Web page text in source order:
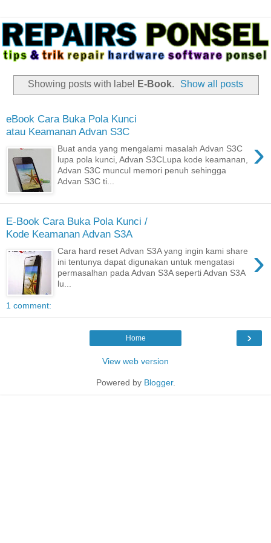
Showing posts with label E-Book. Show all posts
eBook Cara Buka Pola Kunci
atau Keamanan Advan S3C
›
Buat anda yang mengalami masalah Advan S3C
lupa pola kunci, Advan S3CLupa kode keamanan,
Advan S3C muncul memori penuh sehingga
Advan S3C ti...
E-Book Cara Buka Pola Kunci /
Kode Keamanan Advan S3A
›
Cara hard reset Advan S3A yang ingin kami share
ini tentunya dapat digunakan untuk mengatasi
permasalhan pada Advan S3A seperti Advan S3A
lu...
1 comment:
›
Home
View web version
Powered by Blogger.